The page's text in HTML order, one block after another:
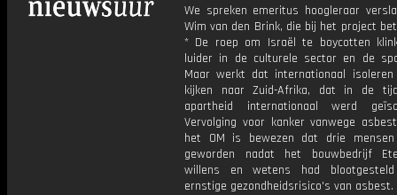
We spreken emeritus hoogleraar
Wim van den Brink, die bij het project
* De roep om Israël te boycotten
luider in de culturele sector en de
Maar werkt dat internationaal
kijken naar Zuid-Afrika, dat in de
apartheid internationaal werd
Vervolging voor kanker vanwege
het OM is bewezen dat drie
geworden nadat het bouwbedrijf
willens en wetens had
ernstige gezondheidsrisico's van asbest.